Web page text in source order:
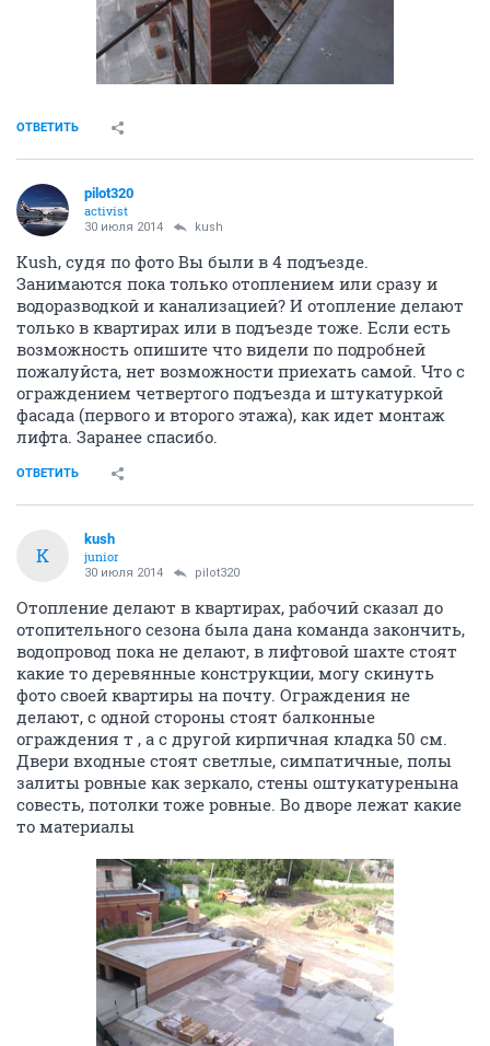
ОТВЕТИТЬ
pilot320
activist
30 июля 2014 kush
Kush, судя по фото Вы были в 4 подъезде.
Занимаются пока только отоплением или сразу и
водоразводкой и канализацией? И отопление делают
только в квартирах или в подъезде тоже. Если есть
возможность опишите что видели по подробней
пожалуйста, нет возможности приехать самой. Что с
ограждением четвертого подъезда и штукатуркой
фасада (первого и второго этажа), как идет монтаж
лифта. Заранее спасибо.
ОТВЕТИТЬ
K
kush
junior
30 июля 2014 pilot320
Отопление делают в квартирах, рабочий сказал до
отопительного сезона была дана команда закончить,
водопровод пока не делают, в лифтовой шахте стоят
какие то деревянные конструкции, могу скинуть
фото своей квартиры на почту. Ограждения не
делают, с одной стороны стоят балконные
ограждения т , а с другой кирпичная кладка 50 см.
Двери входные стоят светлые, симпатичные, полы
залиты ровные как зеркало, стены оштукатуренына
совесть, потолки тоже ровные. Во дворе лежат какие
то материалы